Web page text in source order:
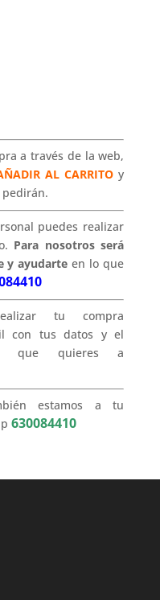
a través de la web,
AL CARRITO y
puedes realizar
Para nosotros será
y ayudarte en lo que
tu compra
con tus datos y el
que quieres a
estamos a tu
630084410